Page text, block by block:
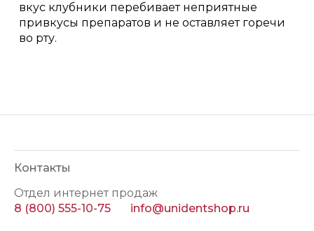
вкус клубники перебивает неприятные
привкусы препаратов и не оставляет горечи
во рту.
Контакты
Отдел интернет продаж
8 (800) 555-10-75
info@unidentshop.ru